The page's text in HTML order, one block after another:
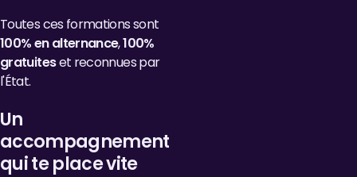
Toutes ces formations sont
100% en alternance,100%
gratuiteset reconnues par
l'État.
Un
accompagnement
qui te place vite